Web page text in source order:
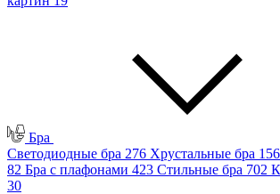
Бра
Светодиодные бра 276 Хрустальные бра 156
82 Бра с плафонами 423 Стильные бра 702
30